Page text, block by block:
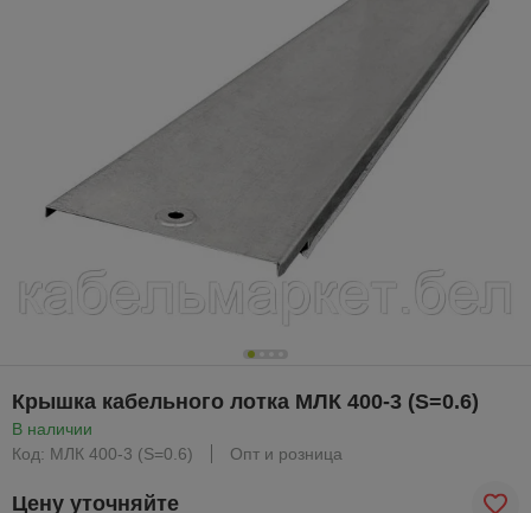
Крышка кабельного лотка МЛК 400-3 (S=0.6)
В наличии
Код: МЛК 400-3 (S=0.6)
Опт и розница
Цену уточняйте